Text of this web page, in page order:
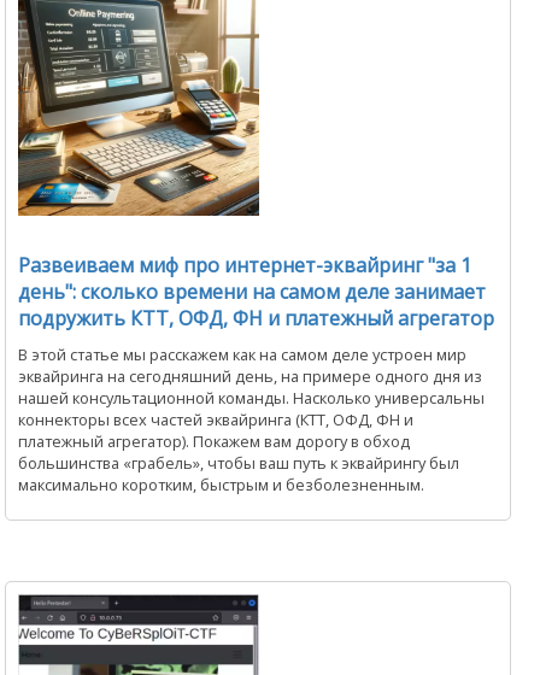
Развеиваем миф про интернет-эквайринг "за 1
день": сколько времени на самом деле занимает
подружить КТТ, ОФД, ФН и платежный агрегатор
В этой статье мы расскажем как на самом деле устроен мир
эквайринга на сегодняшний день, на примере одного дня из
нашей консультационной команды. Насколько универсальны
коннекторы всех частей эквайринга (КТТ, ОФД, ФН и
платежный агрегатор). Покажем вам дорогу в обход
большинства «грабель», чтобы ваш путь к эквайрингу был
максимально коротким, быстрым и безболезненным.